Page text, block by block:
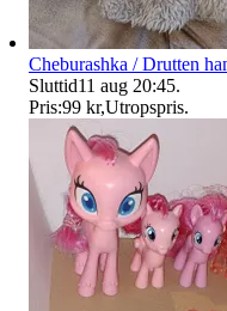
Cheburashka / Drutten
Sluttid11 aug 20:45.
Pris:99 kr,Utropspris.